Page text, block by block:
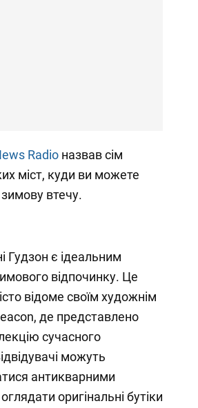
Radioназвав сім
міст, куди ви можете
втечу.
Гудзон є ідеальним
відпочинку. Це
відоме своїм художнім
де представлено
сучасного
можуть
антикварними
оригінальні бутіки